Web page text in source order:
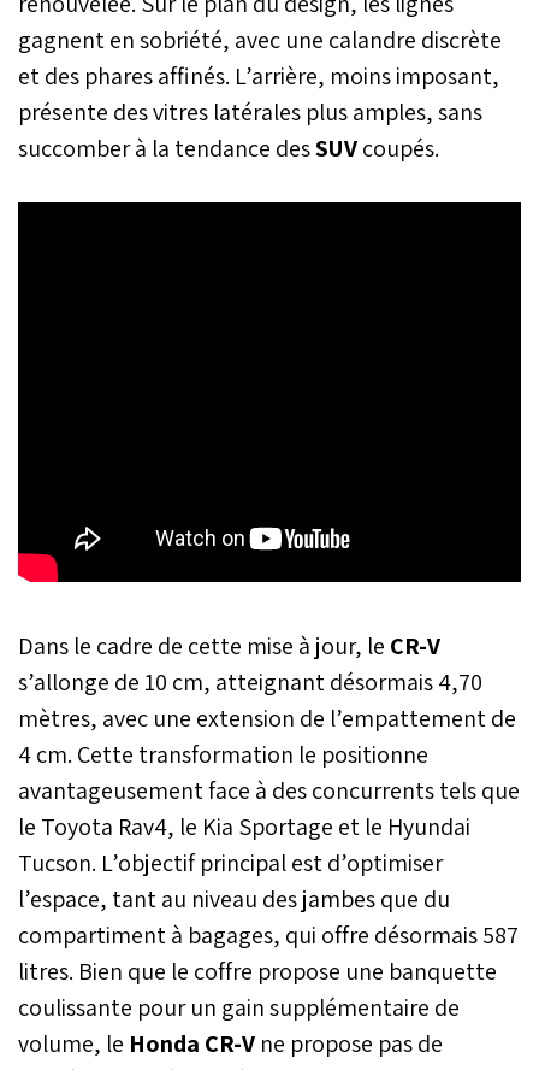
gagnent en sobriété, avec une calandre discrète
et des phares affinés. L’arrière, moins imposant,
présente des vitres latérales plus amples, sans
succomber à la tendance desSUVcoupés.
Dans le cadre de cette mise à jour, le CR-V
s’allonge de 10 cm, atteignant désormais 4,70
mètres, avec une extension de l’empattement de
4 cm. Cette transformation le positionne
avantageusement face à des concurrents tels que
le Toyota Rav4, le Kia Sportage et le Hyundai
Tucson. L’objectif principal est d’optimiser
l’espace, tant au niveau des jambes que du
compartiment à bagages, qui offre désormais 587
litres. Bien que le coffre propose une banquette
coulissante pour un gain supplémentaire de
volume, le Honda CR-V ne propose pas de